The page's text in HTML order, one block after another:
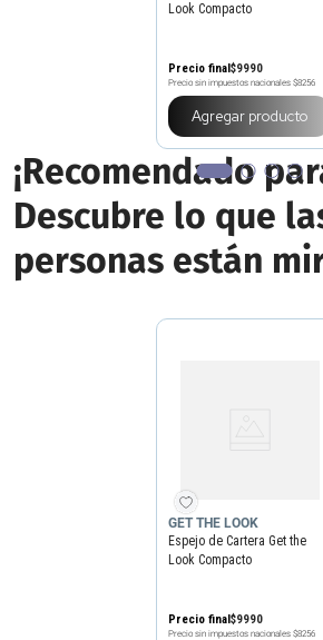
Look Compacto
Precio final$9990
Precio sin impuestos nacionales $8256
Agregar producto
¡Recomendado
Descubre lo que
personas están
GET THE LOOK
Espejo de Cartera Get the
Look Compacto
Precio final$9990
Precio sin impuestos nacionales $8256